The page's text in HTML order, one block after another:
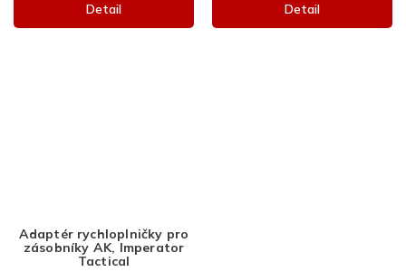
Detail Detail
Adaptér rychloplničky pro
zásobníky AK, Imperator
Tactical